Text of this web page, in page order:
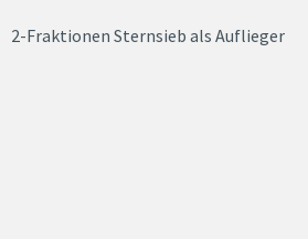
2-Fraktionen Sternsieb als Auflieger